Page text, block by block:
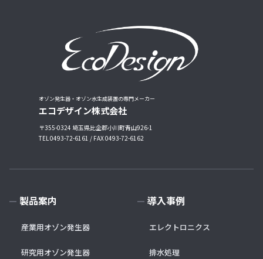
オゾン発生器・オゾン水生成装置の専門メーカー
エコデザイン株式会社
〒355-0324 埼玉県比企郡小川町青山926-1
TEL 0493-72-6161 / FAX 0493-72-6162
製品案内
産業用オゾン発生器
研究用オゾン発生器
導入事例
エレクトロニクス
排水処理